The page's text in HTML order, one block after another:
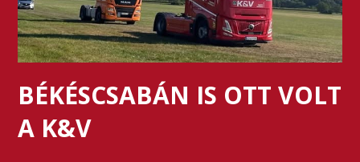
BÉKÉSCSABÁN IS OTT VOLT
A K&V